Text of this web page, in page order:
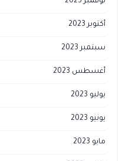
أكتوبر 2023
سبتمبر 2023
أغسطس 2023
يوليو 2023
يونيو 2023
مايو 2023